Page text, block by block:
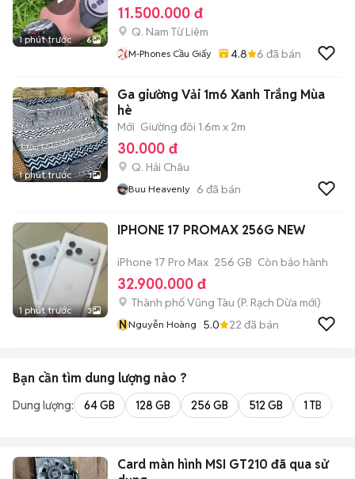
1 phút trước 6
11.500.000 đ
Q. Nam Từ Liêm
M-Phones Cầu Giấy 4.8 6 đã bán
1 phút trước 1
Ga giường Vải 1m6 Xanh Trắng Mùa
hè
Mới Giường đôi 1.6m x 2m
30.000 đ
Q. Hải Châu
Buu Heavenly 6 đã bán
1 phút trước 3
IPHONE 17 PROMAX 256G NEW
iPhone 17 Pro Max 256 GB Còn bảo hành
32.900.000 đ
Thành phố Vũng Tàu (P. Rạch Dừa mới)
NNguyễn Hoàng 5.0 22 đã bán
Bạn cần tìm dung lượng nào ?
Dung lượng: 64 GB 128 GB 256 GB 512 GB 1 TB
Card màn hình MSI GT210 đã qua sử